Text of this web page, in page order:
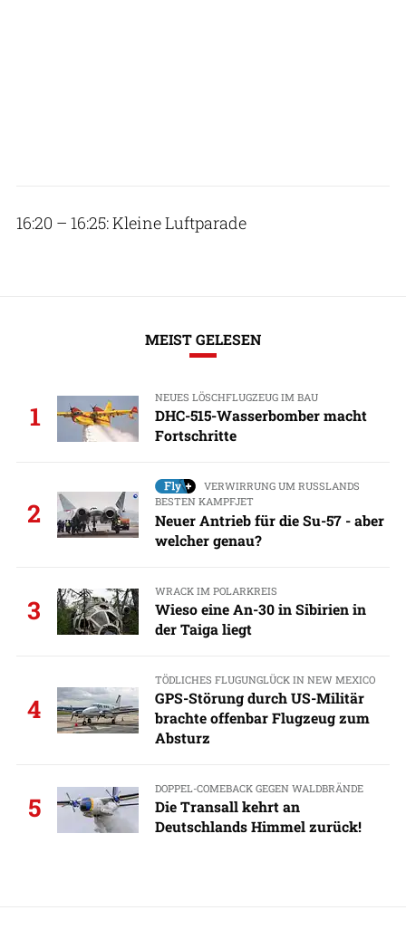
16:20 – 16:25: Kleine Luftparade
MEIST GELESEN
1
NEUES LÖSCHFLUGZEUG IM BAU
DHC-515-Wasserbomber macht
Fortschritte
2
VERWIRRUNG UM RUSSLANDS
BESTEN KAMPFJET
Neuer Antrieb für die Su-57 - aber
welcher genau?
3
WRACK IM POLARKREIS
Wieso eine An-30 in Sibirien in
der Taiga liegt
4
TÖDLICHES FLUGUNGLÜCK IN NEW MEXICO
GPS-Störung durch US-Militär
brachte offenbar Flugzeug zum
Absturz
5
DOPPEL-COMEBACK GEGEN WALDBRÄNDE
Die Transall kehrt an
Deutschlands Himmel zurück!